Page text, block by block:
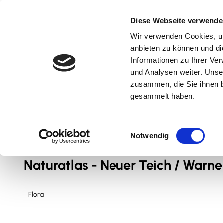
Diese Webseite
Wir verwenden Cookies,
anbieten zu können und
Informationen zu Ihrer
und Analysen weiter.
zusammen, die Sie ihnen
gesammelt haben.
i
w
Notwendig
Kultur & Erlebnis Kulinarik
Naturatlas - Neuer Teich / Warne
Flora